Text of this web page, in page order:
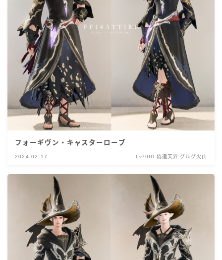
フォーギヴン・キャスターローブ
2024.02.17 Lv79ID 偽造天界 グルグ火山